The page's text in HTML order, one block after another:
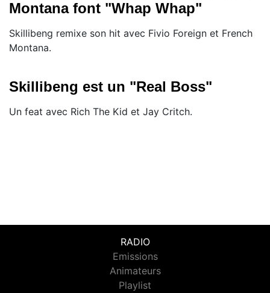
Montana font "Whap Whap"
Skillibeng remixe son hit avec Fivio Foreign et French
Montana.
Skillibeng est un "Real Boss"
Un feat avec Rich The Kid et Jay Critch.
RADIO
Emissions
Animateurs
Playlist